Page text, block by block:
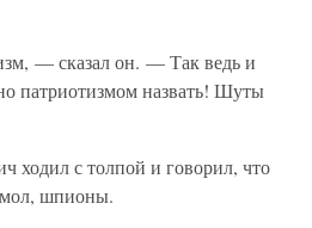
— сказал он. — Так ведь и
патриотизмом назвать! Шуты
ходил с толпой и говорил, что
мол, шпионы.